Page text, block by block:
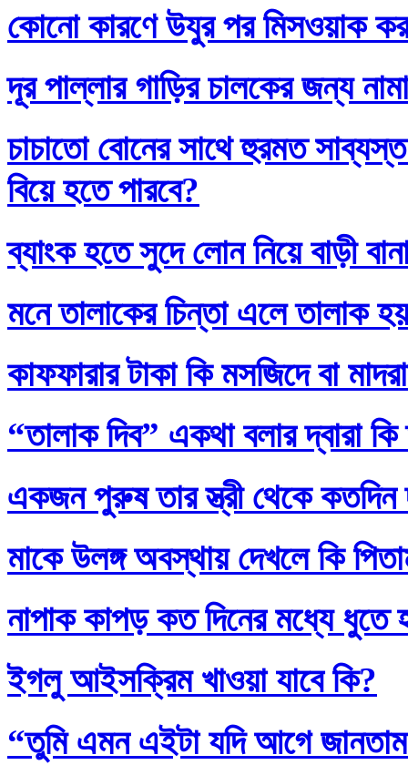
কোনো কারণে উযুর পর মিসওয়াক
দূর পাল্লার গাড়ির চালকের জন্য
চাচাতো বোনের সাথে হুরমত
বিয়ে হতে পারবে?
ব্যাংক হতে সুদে লোন নিয়ে বাড়ী
মনে তালাকের চিন্তা এলে তালাক
কাফফারার টাকা কি মসজিদে বা
“তালাক দিব” একথা বলার দ্বারা
একজন পুরুষ তার স্ত্রী থেকে কতদিন
মাকে উলঙ্গ অবস্থায় দেখলে কি
নাপাক কাপড় কত দিনের মধ্যে ধুতে
ইগলু আইসক্রিম খাওয়া যাবে কি?
“তুমি এমন এইটা যদি আগে